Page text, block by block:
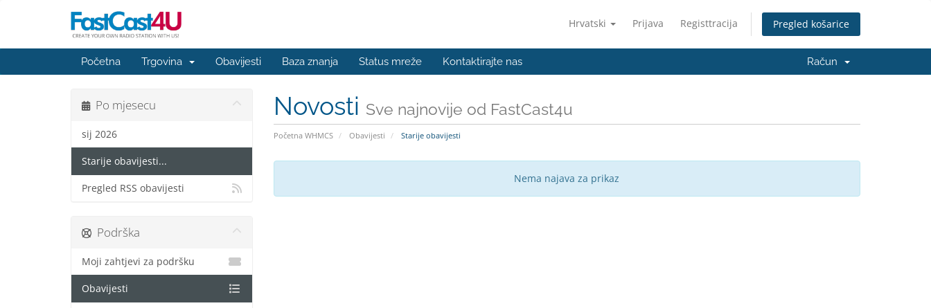
Hrvatski Prijava Registtracija Pregled košarice
Početna Trgovina Obavijesti Baza znanja Status mreže Kontaktirajte nas Račun
Novosti Sve najnovije od FastCast4u
Početna WHMCS Obavijesti Starije obavijesti
Po mjesecu
sij 2026
Starije obavijesti...
Pregled RSS obavijesti
Nema najava za prikaz
Podrška
Moji zahtjevi za podršku
Obavijesti